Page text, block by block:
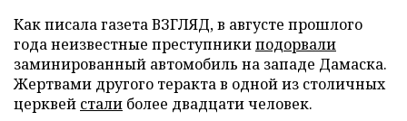
Как писала газета ВЗГЛЯД, в августе прошлого
года неизвестные преступникиподорвали
заминированный автомобиль на западе Дамаска.
Жертвами другого теракта в одной из столичных
церквей стали более двадцати человек.